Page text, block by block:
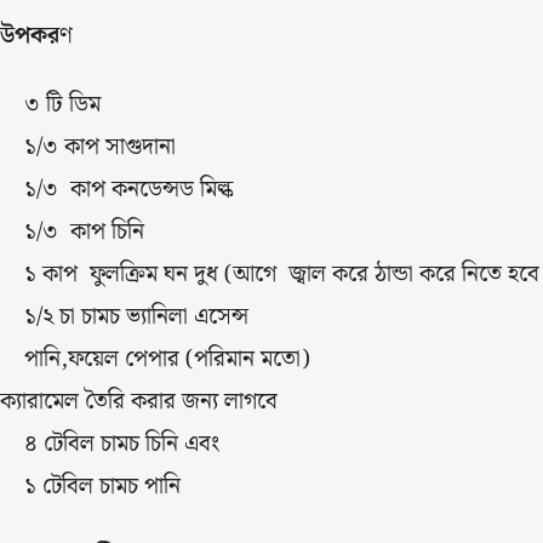
উপকরণ
৩ টি ডিম
১/৩ কাপ সাগুদানা
১/৩ কাপ কনডেন্সড মিল্ক
১/৩ কাপ চিনি
১ কাপ ফুলক্রিম ঘন দুধ (আগে জ্বাল করে ঠান্ডা করে নিতে
১/২ চা চামচ ভ্যানিলা এসেন্স
পানি,ফয়েল পেপার (পরিমান মতো)
ক্যারামেল তৈরি করার জন্য লাগবে
৪ টেবিল চামচ চিনি এবং
১ টেবিল চামচ পানি